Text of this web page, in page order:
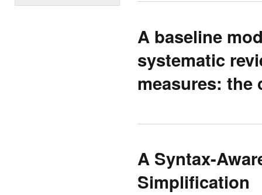
A baseline
systematic
measures: the
A Syntax-
Simplification